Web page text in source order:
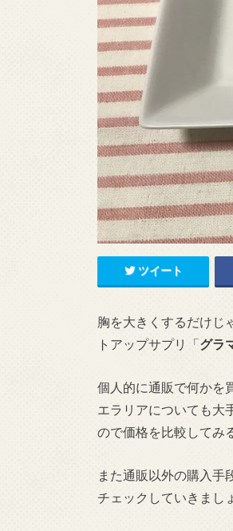
ツイート
胸を大きくするだけじ
トアップサプリ「グラ
個人的に通販で何かを
エラリアについても大
ので価格を比較してみ
また通販以外の購入手
チェックしていきまし